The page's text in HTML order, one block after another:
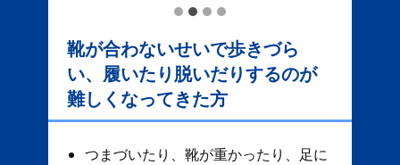
靴が合わないせいで歩きづら
い、履いたり脱いだりするのが
難しくなってきた方
つまづいたり、靴が重かったり、足に